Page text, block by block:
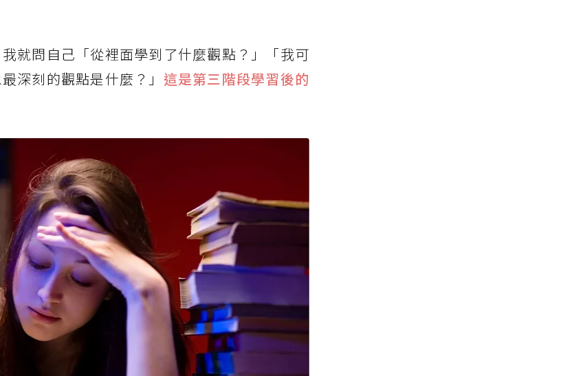
就問自己「從裡面學到了什麼觀點？」「我可
深刻的觀點是什麼？」 這是第三階段學習後的